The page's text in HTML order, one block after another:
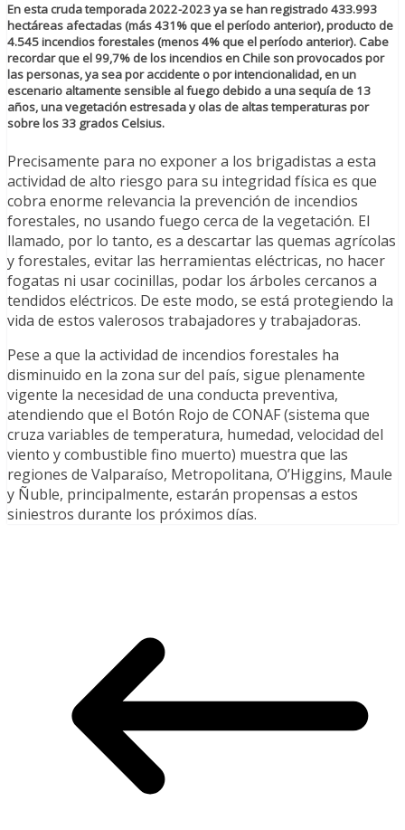
En esta cruda temporada 2022-2023 ya se han registrado 433.993
hectáreas afectadas (más 431% que el período anterior), producto de
4.545 incendios forestales (menos 4% que el período anterior). Cabe
recordar que el 99,7% de los incendios en Chile son provocados por
las personas, ya sea por accidente o por intencionalidad, en un
escenario altamente sensible al fuego debido a una sequía de 13
años, una vegetación estresada y olas de altas temperaturas por
sobre los 33 grados Celsius.
Precisamente para no exponer a los brigadistas a esta
actividad de alto riesgo para su integridad física es que
cobra enorme relevancia la prevención de incendios
forestales, no usando fuego cerca de la vegetación. El
llamado, por lo tanto, es a descartar las quemas agrícolas
y forestales, evitar las herramientas eléctricas, no hacer
fogatas ni usar cocinillas, podar los árboles cercanos a
tendidos eléctricos. De este modo, se está protegiendo la
vida de estos valerosos trabajadores y trabajadoras.
Pese a que la actividad de incendios forestales ha
disminuido en la zona sur del país, sigue plenamente
vigente la necesidad de una conducta preventiva,
atendiendo que el Botón Rojo de CONAF (sistema que
cruza variables de temperatura, humedad, velocidad del
viento y combustible fino muerto) muestra que las
regiones de Valparaíso, Metropolitana, O’Higgins, Maule
y Ñuble, principalmente, estarán propensas a estos
siniestros durante los próximos días.